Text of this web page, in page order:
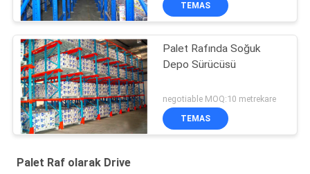
TEMAS
Palet Rafında Soğuk
Depo Sürücüsü
negotiable MOQ:10 metrekare
TEMAS
Palet Raf olarak Drive